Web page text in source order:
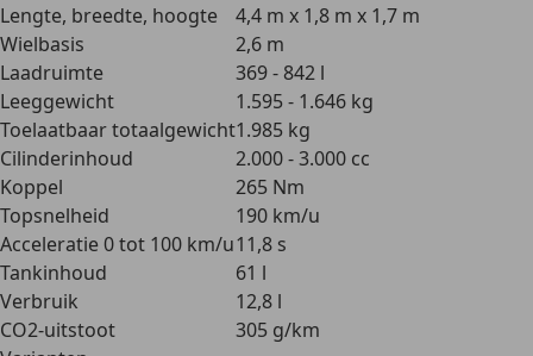
Lengte, breedte, hoogte
4,4 m x 1,8 m x 1,7 m
Wielbasis
2,6 m
Laadruimte
369 - 842 l
Leeggewicht
1.595 - 1.646 kg
Toelaatbaar totaalgewicht1.985 kg
Cilinderinhoud
2.000 - 3.000 cc
Koppel
265 Nm
Topsnelheid
190 km/u
Acceleratie 0 tot 100 km/u11,8 s
Tankinhoud
61 l
Verbruik
12,8 l
CO2-uitstoot
305 g/km